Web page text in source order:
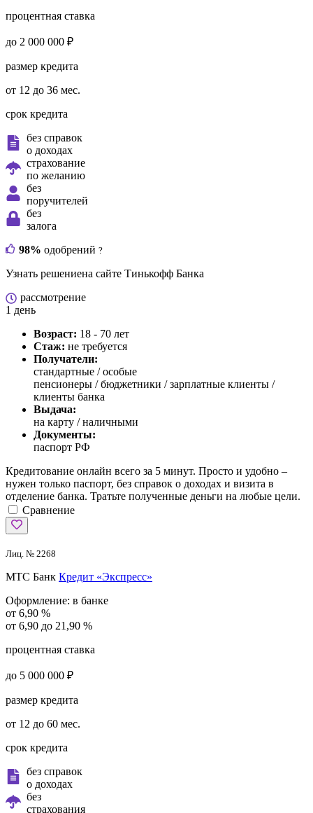
процентная ставка
до 2 000 000 ₽
размер кредита
от 12 до 36 мес.
срок кредита
без справок
о доходах
страхование
по желанию
без
поручителей
без
залога
98% одобрений ?
Узнать решениена сайте Тинькофф Банка
рассмотрение
1 день
Возраст: 18 - 70 лет
Стаж: не требуется
Получатели:
стандартные /особые
пенсионеры / бюджетники / зарплатные клиенты /
клиенты банка
Выдача:
на карту / наличными
Документы:
паспорт РФ
Кредитование онлайн всего за 5 минут. Просто и удобно –
нужен только паспорт, без справок о доходах и визита в
отделение банка. Тратьте полученные деньги на любые цели.
Сравнение
Лиц. № 2268
МТС Банк Кредит «Экспресс»
Оформление: в банке
от 6,90 %
от 6,90 до 21,90 %
процентная ставка
до 5 000 000 ₽
размер кредита
от 12 до 60 мес.
срок кредита
без справок
о доходах
без
страхования